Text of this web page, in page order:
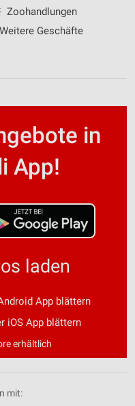
Zoohandlungen
Weitere Geschäfte
in
App!
laden
App blättern
iOS App blättern
erhältlich
mit: